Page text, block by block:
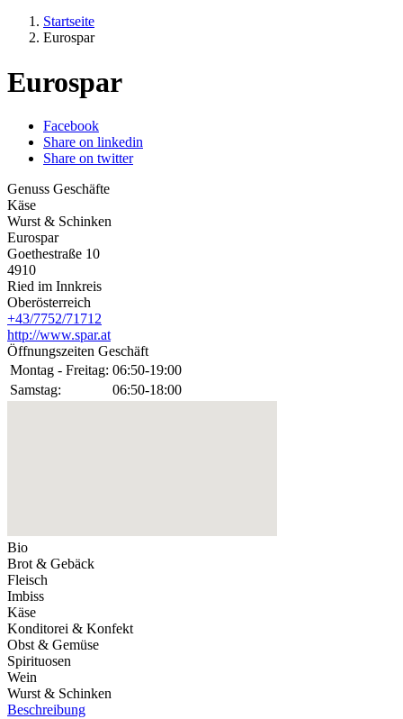
Startseite
Eurospar
Eurospar
Facebook
Share on linkedin
Share on twitter
Genuss Geschäfte
Käse
Wurst & Schinken
Eurospar
Goethestraße 10
4910
Ried im Innkreis
Oberösterreich
+43/7752/71712
http://www.spar.at
Öffnungszeiten Geschäft
Montag - Freitag: 06:50-19:00
Samstag:
06:50-18:00
Bio
Brot & Gebäck
Fleisch
Imbiss
Käse
Konditorei & Konfekt
Obst & Gemüse
Spirituosen
Wein
Wurst & Schinken
Beschreibung